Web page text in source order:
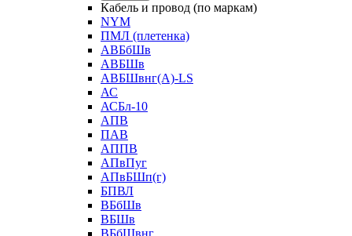
Кабель и провод (по маркам)
NYM
ПМЛ (плетенка)
АВБбШв
АВБШв
АВБШвнг(А)-LS
АС
АСБл-10
АПВ
ПАВ
АППВ
АПвПуг
АПвБШп(г)
БПВЛ
ВБбШв
ВБШв
ВБбШвнг